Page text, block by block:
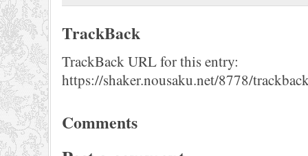
TrackBack
TrackBack URL for this entry:
https://shaker.nousaku.net/8778/
Comments